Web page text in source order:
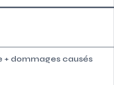
+ dommages causés